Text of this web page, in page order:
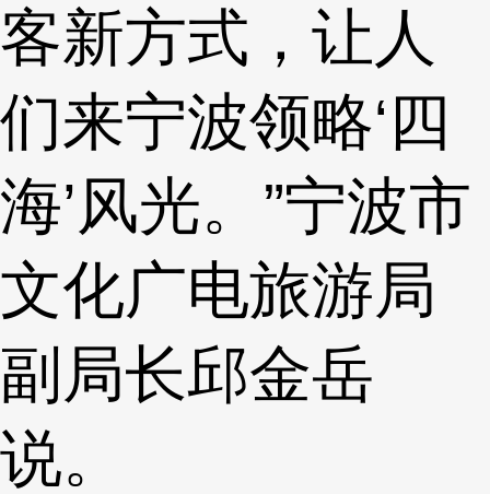
客新方式，让人
们来宁波领略‘四
海’风光。”宁波市
文化广电旅游局
副局长邱金岳
说。